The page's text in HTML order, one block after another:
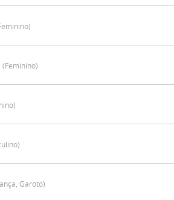
(feminino)
Garoto)